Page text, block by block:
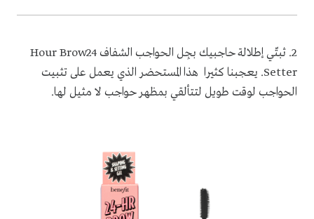
2
. ثبتّي إطلالة حاجبيك بجِل الحواجب الشفاف 24
Hour Brow
Setter. يعجبنا كثيرا هذا المستحضر الذي يعمل على تثبيت
الحواجب لوقت طويل لتتألقي بمظهر حواجب لا مثيل لها.